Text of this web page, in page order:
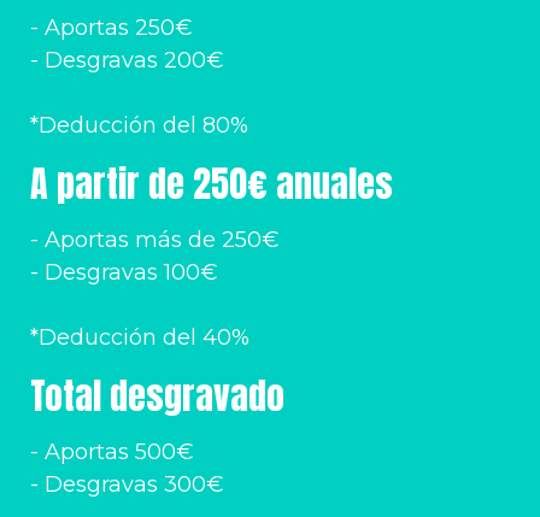
- Aportas 250€
- Desgravas 200€
*Deducción del 80%
A partir de 250€ anuales
- Aportas más de 250€
- Desgravas 100€
*Deducción del 40%
Total desgravado
- Aportas 500€
- Desgravas 300€